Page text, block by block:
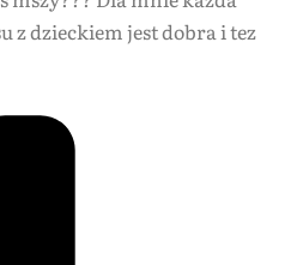
z dzieckiem jest dobra i tez